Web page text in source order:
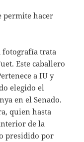
permite hacer
fotografía trata
Este caballero
a IU y
elegido el
en el Senado.
quien hasta
de la
presidido por